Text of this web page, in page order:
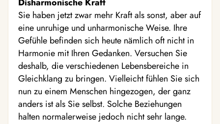
Disharmonische Kraft
Sie haben jetzt zwar mehr Kraft als sonst, aber auf
eine unruhige und unharmonische Weise. Ihre
Gefühle befinden sich heute nämlich oft nicht in
Harmonie mit Ihren Gedanken. Versuchen Sie
deshalb, die verschiedenen Lebensbereiche in
Gleichklang zu bringen. Vielleicht fühlen Sie sich
nun zu einem Menschen hingezogen, der ganz
anders ist als Sie selbst. Solche Beziehungen
halten normalerweise jedoch nicht sehr lange.